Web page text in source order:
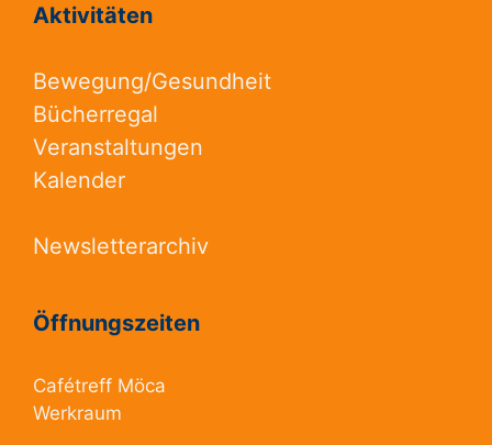
Aktivitäten
Bewegung/Gesundheit
Bücherregal
Veranstaltungen
Kalender
Newsletterarchiv
Öffnungszeiten
Cafétreff Möca
Werkraum